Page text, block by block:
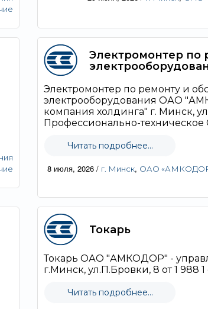
Электромонтер по
Электромонтер по ремонту и
электрооборудования ОАО
компания холдинга" г. Минск,
Профессионально-техническое
Читать подробнее...
8 июля, 2026 / г. Минск, ОАО «АМКОДОР»
Токарь
Токарь ОАО "АМКОДОР" -
г.Минск, ул.П.Бровки, 8 от 1 988 1
Читать подробнее...